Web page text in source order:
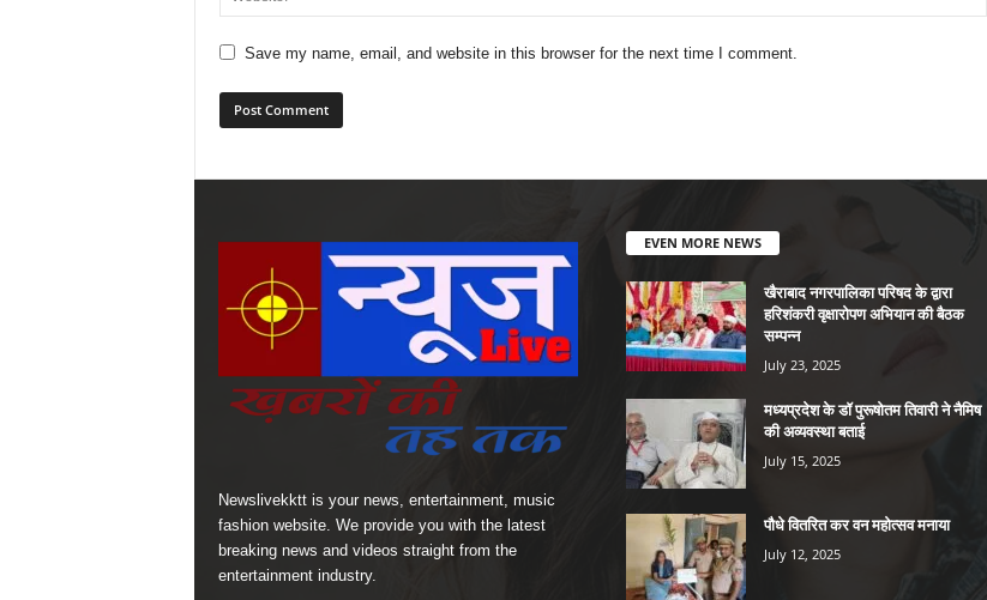
Save my name, email, and website in this browser for the next time I comment.
Newslivekktt is your news, entertainment, music
fashion website. We provide you with the latest
breaking news and videos straight from the
entertainment industry.
EVEN MORE NEWS
खैराबाद नगरपालिका परिषद के द्वारा
हरिशंकरी वृक्षारोपण अभियान की बैठक
सम्पन्न
July 23, 2025
मध्यप्रदेश के डॉ पुरूषोतम तिवारी ने नैमिष
की अव्यवस्था बताई
July 15, 2025
पौधे वितरित कर वन महोत्सव मनाया
July 12, 2025